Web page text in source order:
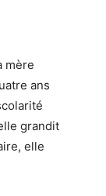
mère
ans
grandit
elle